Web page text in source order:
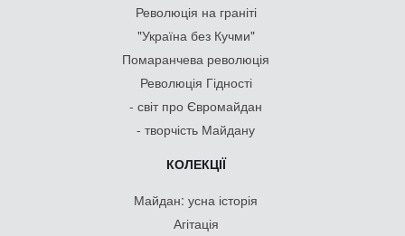
Революція на граніті
"Україна без Кучми"
Помаранчева революція
Революція Гідності
- світ про Євромайдан
- творчість Майдану
КОЛЕКЦІЇ
Майдан: усна історія
Агітація